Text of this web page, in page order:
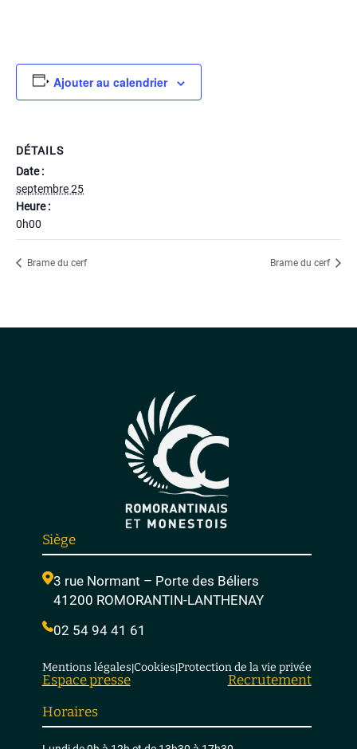
Ajouter au calendrier
DÉTAILS
Date :
septembre 25
Heure :
0h00
Brame du cerf Brame du cerf
Siège
3 rue Normant – Porte des Béliers
41200 ROMORANTIN-LANTHENAY
02 54 94 41 61
Mentions légales|Cookies|Protection de la vie privée
Espace presse
Recrutement
Horaires